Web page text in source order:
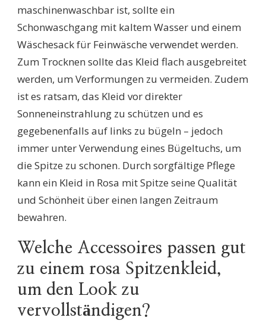
maschinenwaschbar ist, sollte ein
Schonwaschgang mit kaltem Wasser und einem
Wäschesack für Feinwäsche verwendet werden.
Zum Trocknen sollte das Kleid flach ausgebreitet
werden, um Verformungen zu vermeiden. Zudem
ist es ratsam, das Kleid vor direkter
Sonneneinstrahlung zu schützen und es
gegebenenfalls auf links zu bügeln – jedoch
immer unter Verwendung eines Bügeltuchs, um
die Spitze zu schonen. Durch sorgfältige Pflege
kann ein Kleid in Rosa mit Spitze seine Qualität
und Schönheit über einen langen Zeitraum
bewahren.
Welche Accessoires passen gut
zu einem rosa Spitzenkleid,
um den Look zu
vervollständigen?